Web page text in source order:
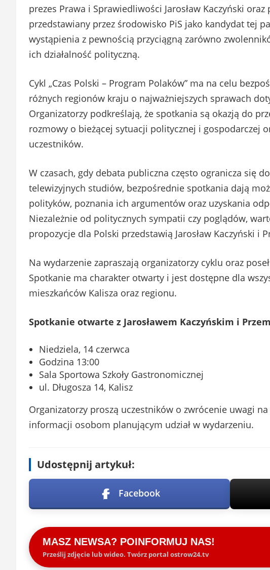
prezes Prawa i Sprawiedliwości Jarosław Kaczyński oraz
przedstawiany przez środowisko PiS jako kandydat tej
wystąpienia z pewnością przyciągną zarówno
ich działalność polityczną.
Cykl „Czas Polski – Program Polaków” ma na celu
różnych regionów kraju o najważniejszych sprawach
Organizatorzy podkreślają, że spotkania są okazją do
rozmowy o bieżącej sytuacji politycznej i gospodarczej
uczestników.
W czasach, gdy debata publiczna często ogranicza się
telewizyjnych studiów, bezpośrednie spotkania dają
polityków, poznania ich argumentów oraz uzyskania
Niezależnie od politycznych sympatii czy poglądów,
propozycje dla Polski przedstawią Jarosław Kaczyński i
Na wydarzenie zapraszają organizatorzy cyklu oraz
Spotkanie ma charakter otwarty i jest dostępne dla
mieszkańców Kalisza oraz regionu.
Spotkanie otwarte z Jarosławem Kaczyńskim i
Niedziela, 14 czerwca
Godzina 13:00
Sala Sportowa Szkoły Gastronomicznej
ul. Długosza 14, Kalisz
Organizatorzy proszą uczestników o zwrócenie uwagi
informacji osobom planującym udział w wydarzeniu.
Udostępnij artykuł:
Facebook
MASZ NEWSA? POINFORMUJ NAS!
Prześlij zdjęcie lub wideo. Twórz portal ostrow24.tv